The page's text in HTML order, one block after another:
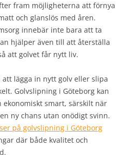
fram möjligheterna att förnya
och glanslös med åren.
innebär inte bara att ta
hjälper även till att återställa
att golvet får nytt liv.
lägga in nytt golv eller slipa
Golvslipning i Göteborg kan
smart, särskilt när
ny chans utan onödigt svinn.
på golvslipning i Göteborg
där både kvalitet och